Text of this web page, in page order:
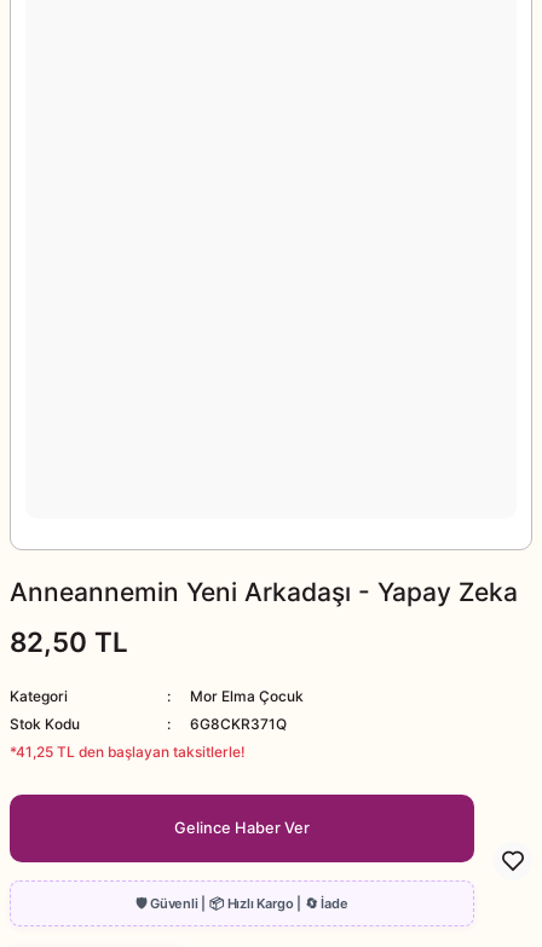
Anneannemin Yeni Arkadaşı - Yapay Zeka
82,50 TL
Kategori
Mor Elma Çocuk
Stok Kodu
6G8CKR371Q
*41,25 TL den başlayan taksitlerle!
Gelince Haber Ver